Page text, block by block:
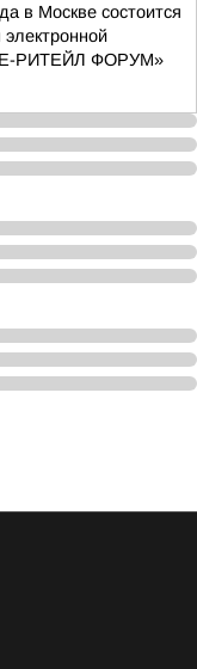
в Москве состоится
РИТЕЙЛ ФОРУМ»